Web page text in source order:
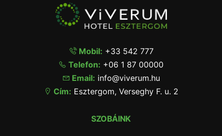
Mobil: +33 542 777
Telefon: +06 1 87 00000
Email: info@viverum.hu
Cím: Esztergom, Verseghy F. u. 2
SZOBÁINK